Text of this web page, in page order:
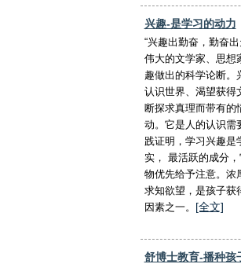
兴趣-是学习的动力
“兴趣出勤奋，勤奋
伟大的文学家、思想
趣做出的科学论断。
认识世界、渴望获得
断探求真理而带有的
动。它是人的认识需
践证明，学习兴趣是
实， 最活跃的成分
物优先给予注意。浓
求知欲望，是孩子获
因素之一。 [全文]
舒博士教育-播种孩